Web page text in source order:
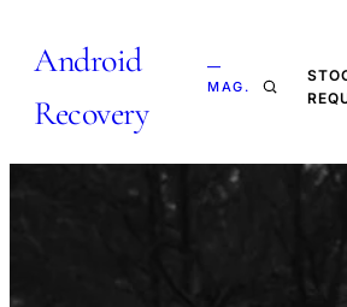
Android
Recovery
—
MAG.